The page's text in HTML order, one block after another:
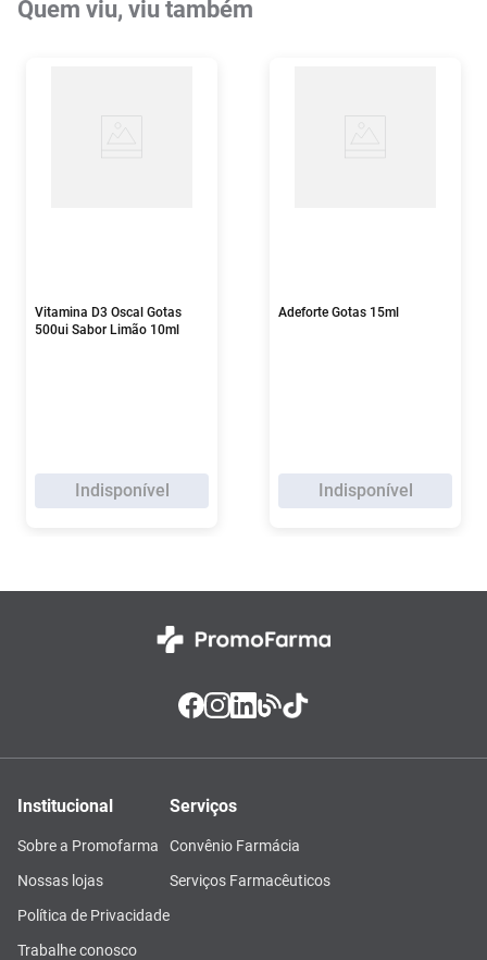
Quem viu, viu também
Vitamina D3 Oscal Gotas
500ui Sabor Limão 10ml
Indisponível
Adeforte Gotas 15ml
Indisponível
Institucional
Sobre a Promofarma
Nossas lojas
Política de Privacidade
Trabalhe conosco
Serviços
Convênio Farmácia
Serviços Farmacêuticos